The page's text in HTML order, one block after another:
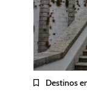
Destinos